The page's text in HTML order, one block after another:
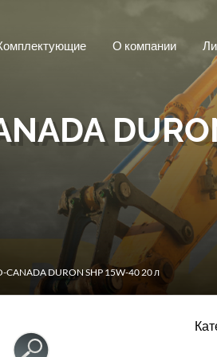
О компании
CANADA DURON SHP 15W-40 20 л